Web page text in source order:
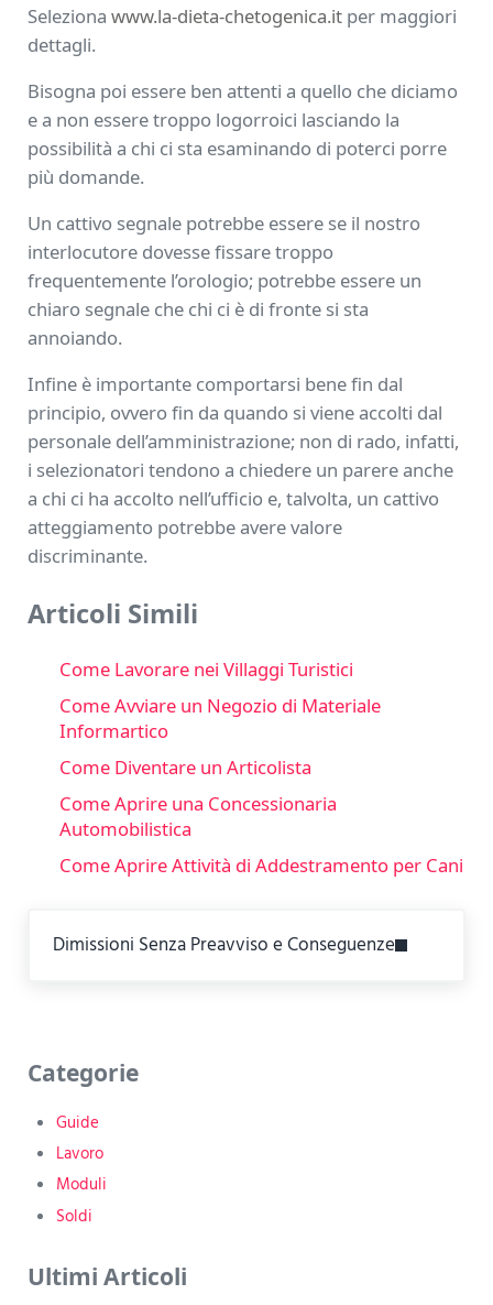
Seleziona www.la-dieta-chetogenica.itper maggiori
dettagli.
Bisogna poi essere ben attenti a quello che diciamo
e a non essere troppo logorroici lasciando la
possibilità a chi ci sta esaminando di poterci porre
più domande.
Un cattivo segnale potrebbe essere se il nostro
interlocutore dovesse fissare troppo
frequentemente l’orologio; potrebbe essere un
chiaro segnale che chi ci è di fronte si sta
annoiando.
Infine è importante comportarsi bene fin dal
principio, ovvero fin da quando si viene accolti dal
personale dell’amministrazione; non di rado, infatti,
i selezionatori tendono a chiedere un parere anche
a chi ci ha accolto nell’ufficio e, talvolta, un cattivo
atteggiamento potrebbe avere valore
discriminante.
Articoli Simili
Come Lavorare nei Villaggi Turistici
Come Avviare un Negozio di Materiale
Informartico
Come Diventare un Articolista
Come Aprire una Concessionaria
Automobilistica
Come Aprire Attività di Addestramento per Cani
Dimissioni Senza Preavviso e Conseguenze
Sidebar
Categorie
Guide
Lavoro
Moduli
Soldi
Ultimi Articoli